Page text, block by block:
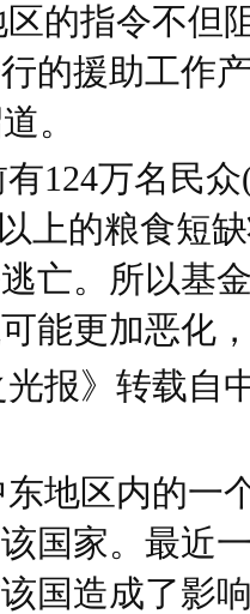
的指令不但
的援助工作
。
124万名民
上的粮食短
亡。所以基
能更加恶化
报》转载自
地区内的一
国家。最近
国造成了影